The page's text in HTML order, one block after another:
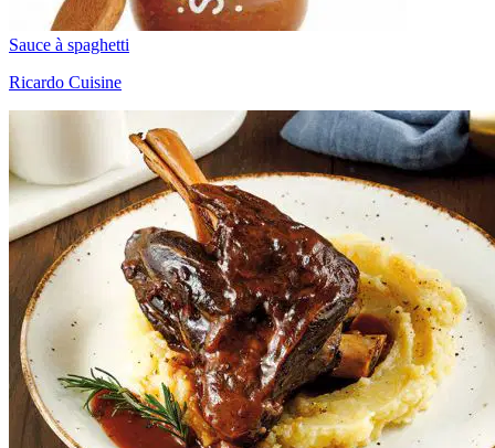
Sauce à spaghetti
Ricardo Cuisine